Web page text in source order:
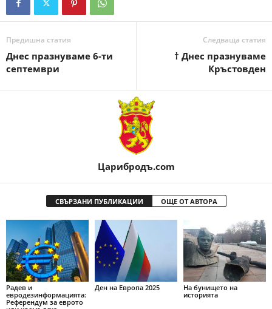
Предишна статия
Днес празнуваме 6-ти
септември
Следваща статия
† Днес празнуваме
Кръстовден
Царибродъ.com
СВЪРЗАНИ ПУБЛИКАЦИИ ОЩЕ ОТ АВТОРА
Радев и
евродезинформацията:
Референдум за еврото
Ден на Европа 2025
На бунището на
историята